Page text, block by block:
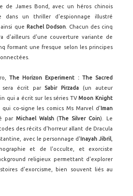
de James Bond, avec un héros chinois
dans un thriller d'espionnage illustré
ainsi que Rachel Dodson. Chacun des cinq
d'ailleurs d'une couverture variante de
formant une fresque selon les principes
The Horizon Experiment : The Sacred
sera écrit par Sabir Pirzada (un auteur
qui a écrit sur les séries TVMoon Knight
co-signe les comics Ms Marvel d' Iman
par Michael Walsh (The Silver Coin). Le
des récits d'horreur allant de Dracula
avec le personnage d' Inayah Jibril
et de l'occulte, et exorciste
religieux permettant d'explorer
d'exorcisme, bien souvent liés au